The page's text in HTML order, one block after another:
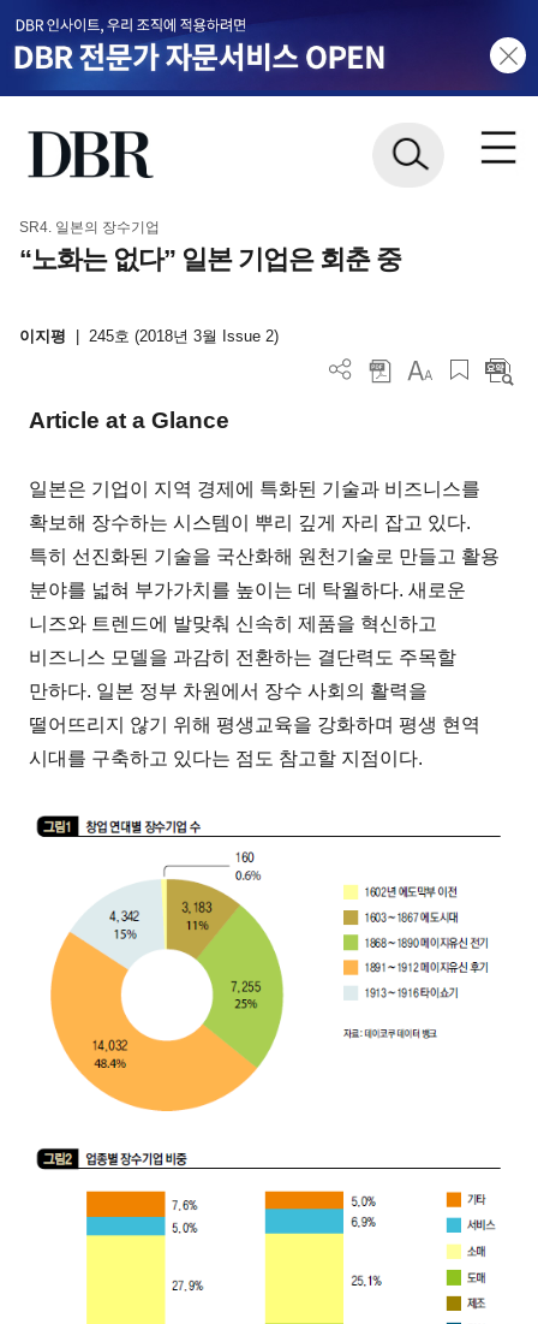
SR4. 일본의 장수기업
“노화는 없다” 일본 기업은 회춘 중
이지평 245호 (2018년 3월 Issue 2)
Article at a Glance
일본은 기업이 지역 경제에 특화된 기술과 비즈니스를
확보해 장수하는 시스템이 뿌리 깊게 자리 잡고 있다.
특히 선진화된 기술을 국산화해 원천기술로 만들고 활용
분야를 넓혀 부가가치를 높이는 데 탁월하다. 새로운
니즈와 트렌드에 발맞춰 신속히 제품을 혁신하고
비즈니스 모델을 과감히 전환하는 결단력도 주목할
만하다. 일본 정부 차원에서 장수 사회의 활력을
떨어뜨리지 않기 위해 평생교육을 강화하며 평생 현역
시대를 구축하고 있다는 점도 참고할 지점이다.